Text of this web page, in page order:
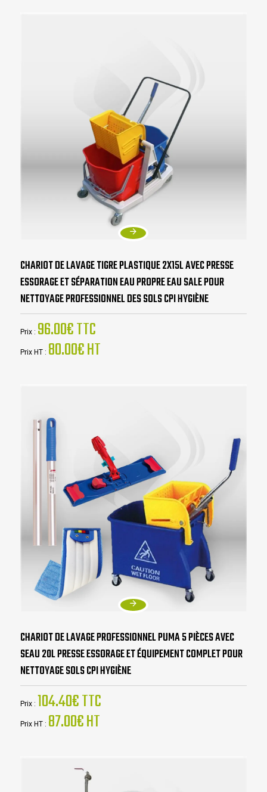
CHARIOT DE LAVAGE TIGRE PLASTIQUE 2X15L AVEC PRESSE
ESSORAGE ET SÉPARATION EAU PROPRE EAU SALE POUR
NETTOYAGE PROFESSIONNEL DES SOLS CPI HYGIÈNE
Prix : 96.00€ TTC
Prix HT : 80.00€ HT
CHARIOT DE LAVAGE PROFESSIONNEL PUMA 5 PIÈCES AVEC
SEAU 20L PRESSE ESSORAGE ET ÉQUIPEMENT COMPLET POUR
NETTOYAGE SOLS CPI HYGIÈNE
Prix : 104.40€ TTC
Prix HT : 87.00€ HT